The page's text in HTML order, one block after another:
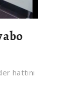
hattını